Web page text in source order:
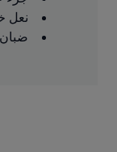
نعل
ضبان: 100%